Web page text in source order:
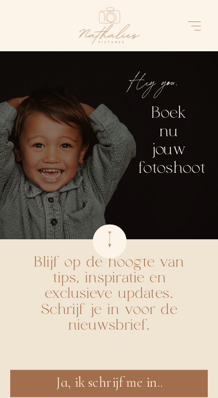
Boek
nu
jouw
fotoshoot
Hey you,
Ja, ik schrijf me in..
Blijf op de hoogte van
tips, inspiratie en
exclusieve updates.
Schrijf je in voor de
nieuwsbrief.